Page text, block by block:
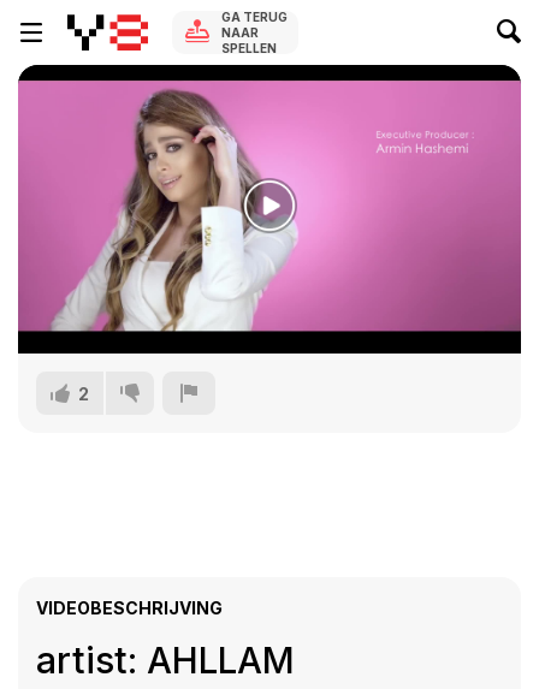
GA TERUG
NAAR
SPELLEN
2
VIDEOBESCHRIJVING
artist: AHLLAM